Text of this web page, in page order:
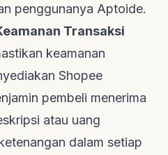
penggunanya Aptoide.
Transaksi
keamanan
Shopee
pembeli menerima
atau uang
dalam setiap